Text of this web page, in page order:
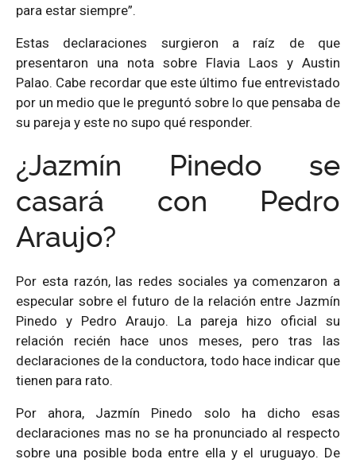
para estar siempre”.
Estas declaraciones surgieron a raíz de que
presentaron una nota sobre Flavia Laos y Austin
Palao. Cabe recordar que este último fue entrevistado
por un medio que le preguntó sobre lo que pensaba de
su pareja y este no supo qué responder.
¿Jazmín Pinedo se
casará con Pedro
Araujo?
Por esta razón, las redes sociales ya comenzaron a
especular sobre el futuro de la relación entre Jazmín
Pinedo y Pedro Araujo. La pareja hizo oficial su
relación recién hace unos meses, pero tras las
declaraciones de la conductora, todo hace indicar que
tienen para rato.
Por ahora, Jazmín Pinedo solo ha dicho esas
declaraciones mas no se ha pronunciado al respecto
sobre una posible boda entre ella y el uruguayo. De